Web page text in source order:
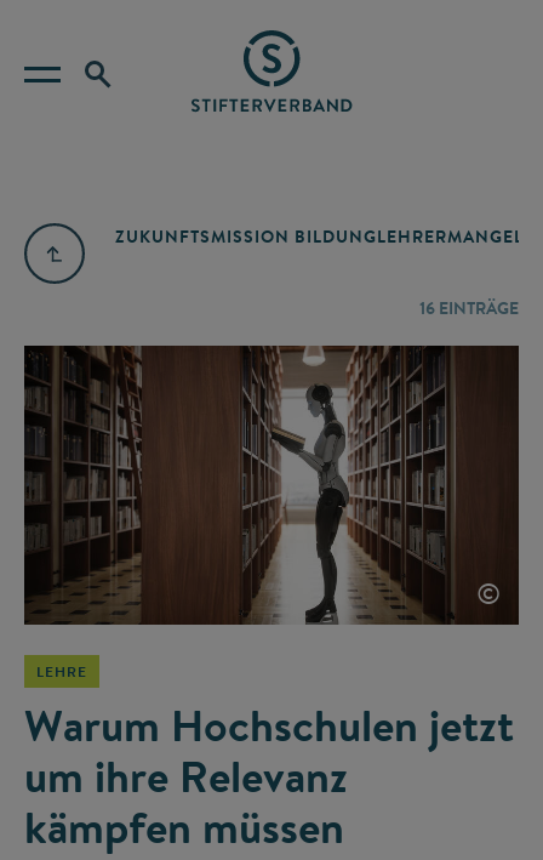
ZUKUNFTSMISSION BILDUNGLEHRERMANGEL
16 EINTRÄGE
©
LEHRE
Warum Hochschulen jetzt
um ihre Relevanz
kämpfen müssen